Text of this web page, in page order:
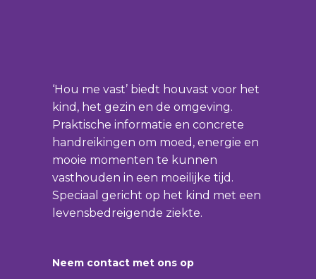
‘Hou me vast’ biedt houvast voor het
kind, het gezin en de omgeving.
Praktische informatie en concrete
handreikingen om moed, energie en
mooie momenten te kunnen
vasthouden in een moeilijke tijd.
Speciaal gericht op het kind met een
levensbedreigende ziekte.
Neem contact met ons op